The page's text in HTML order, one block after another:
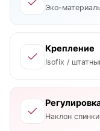
Эко-
Крепление
Isofix /
Наклон